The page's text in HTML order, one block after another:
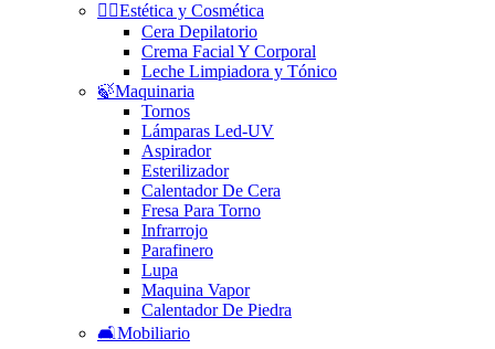
🧘‍♀️Estética y Cosmética
Cera Depilatorio
Crema Facial Y Corporal
Leche Limpiadora y Tónico
🍃Maquinaria
Tornos
Lámparas Led-UV
Aspirador
Esterilizador
Calentador De Cera
Fresa Para Torno
Infrarrojo
Parafinero
Lupa
Maquina Vapor
Calentador De Piedra
🛋️Mobiliario